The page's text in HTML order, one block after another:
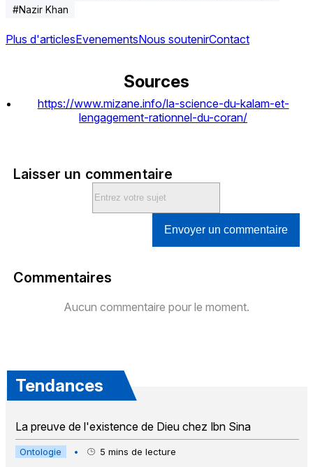
#Nazir Khan
Plus d'articlesEvenementsNous soutenirContact
Sources
https://www.mizane.info/la-science-du-kalam-et-
lengagement-rationnel-du-coran/
Laisser un commentaire
Envoyer un commentaire
Commentaires
Aucun commentaire pour le moment.
Tendances
La preuve de l'existence de Dieu chez Ibn Sina
Ontologie • 5 mins de lecture